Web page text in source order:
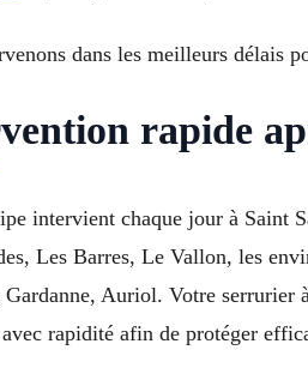
dans les meilleurs délais
rapide
intervient chaque jour à Saint
Les Barres, Le Vallon, les
Gardanne, Auriol. Votre serrurier
rapidité afin de protéger